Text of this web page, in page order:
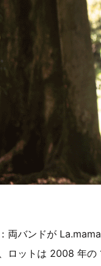
両バンドが
ロットは 2008 年の